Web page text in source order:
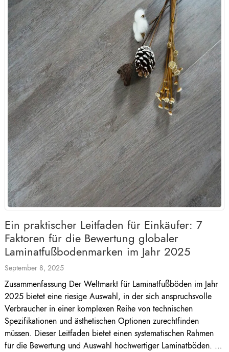
Ein praktischer Leitfaden für Einkäufer: 7
Faktoren für die Bewertung globaler
Laminatfußbodenmarken im Jahr 2025
September 8, 2025
Zusammenfassung Der Weltmarkt für Laminatfußböden im Jahr
2025 bietet eine riesige Auswahl, in der sich anspruchsvolle
Verbraucher in einer komplexen Reihe von technischen
Spezifikationen und ästhetischen Optionen zurechtfinden
müssen. Dieser Leitfaden bietet einen systematischen Rahmen
für die Bewertung und Auswahl hochwertiger Laminatböden. Er